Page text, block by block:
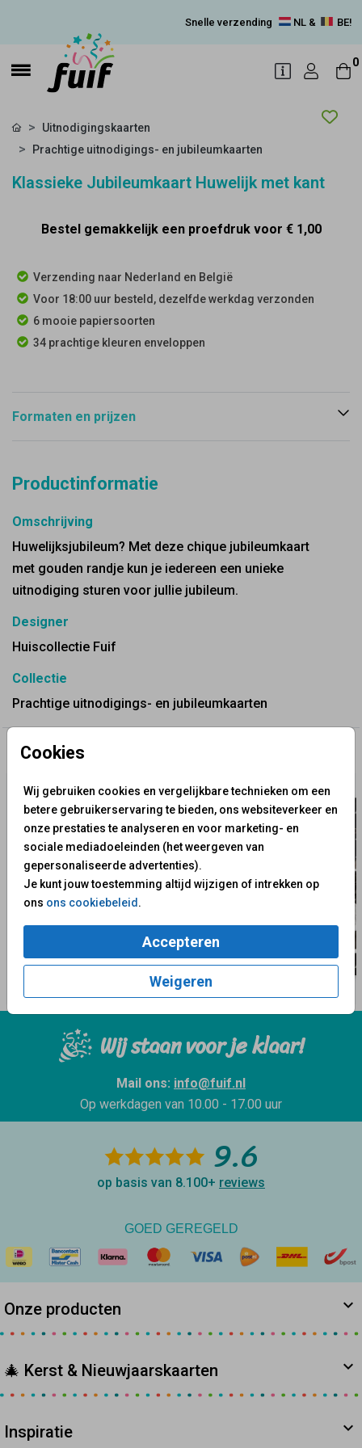
Snelle verzending NL & BE!
0
Cookies
Wij gebruiken cookies en vergelijkbare technieken om een
betere gebruikerservaring te bieden, ons websiteverkeer en
onze prestaties te analyseren en voor marketing- en
sociale mediadoeleinden (het weergeven van
gepersonaliseerde advertenties).
Je kunt jouw toestemming altijd wijzigen of intrekken op
ons ons cookiebeleid .
Accepteren
Weigeren
Uitnodigingskaarten
Prachtige uitnodigings- en jubileumkaarten
Klassieke Jubileumkaart Huwelijk met kant
Bestel gemakkelijk een proefdruk voor € 1,00
Verzending naar Nederland en België
Voor 18:00 uur besteld, dezelfde werkdag verzonden
6 mooie papiersoorten
34 prachtige kleuren enveloppen
Formaten en prijzen
Productinformatie
Omschrijving
Huwelijksjubileum? Met deze chique jubileumkaart
met gouden randje kun je iedereen een unieke
uitnodiging sturen voor jullie jubileum.
Designer
Huiscollectie Fuif
Collectie
Prachtige uitnodigings- en jubileumkaarten
✨ Deze ontwerpen vind je misschien ook leuk
Wij staan voor je klaar!
Mail ons: info@fuif.nl
Op werkdagen van 10.00 - 17.00 uur
9.6
op basis van 8.100+ reviews
GOED GEREGELD
Onze producten
🎄 Kerst & Nieuwjaarskaarten
Inspiratie